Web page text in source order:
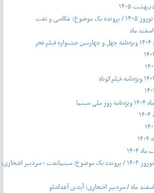
شماره ۶۲۳ - ویژه‌نامه نوروز ۱۴۰۴ / پرونده یک موضوع: سینمانفت - سردبیر افتخاری: